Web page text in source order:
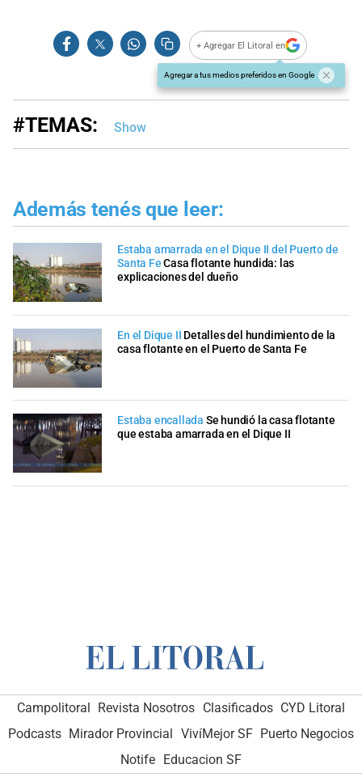
+ Agregar El Litoral en
Agregar a tus medios preferidos en Google
#TEMAS: Show
Además tenés que leer:
Estaba amarrada en el Dique II del Puerto de
Santa Fe Casa flotante hundida: las
explicaciones del dueño
En el Dique II Detalles del hundimiento de la
casa flotante en el Puerto de Santa Fe
Estaba encallada Se hundió la casa flotante
que estaba amarrada en el Dique II
Campolitoral Revista Nosotros Clasificados CYD Litoral
Podcasts Mirador Provincial VivíMejor SF Puerto Negocios
Notife Educacion SF